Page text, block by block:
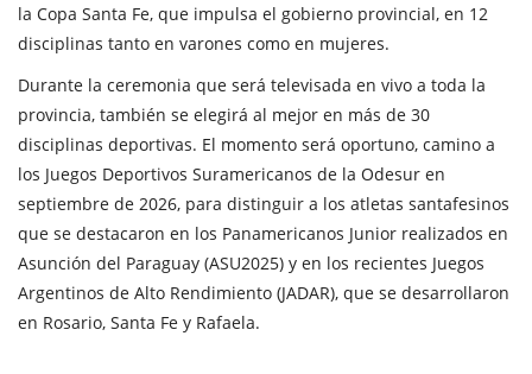
la Copa Santa Fe, que impulsa el gobierno provincial, en 12
disciplinas tanto en varones como en mujeres.
Durante la ceremonia que será televisada en vivo a toda la
provincia, también se elegirá al mejor en más de 30
disciplinas deportivas. El momento será oportuno, camino a
los Juegos Deportivos Suramericanos de la Odesur en
septiembre de 2026, para distinguir a los atletas santafesinos
que se destacaron en los Panamericanos Junior realizados en
Asunción del Paraguay (ASU2025) y en los recientes Juegos
Argentinos de Alto Rendimiento (JADAR), que se desarrollaron
en Rosario, Santa Fe y Rafaela.